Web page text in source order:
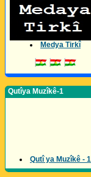
Medya Tirkî
Qutîya Muzîkê-1
Qutî ya Muzîkê - 1